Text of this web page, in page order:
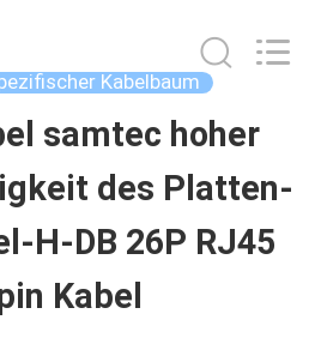
Kabelbaum
samtec hoher
des Platten-
H-DB 26P RJ45
Kabel